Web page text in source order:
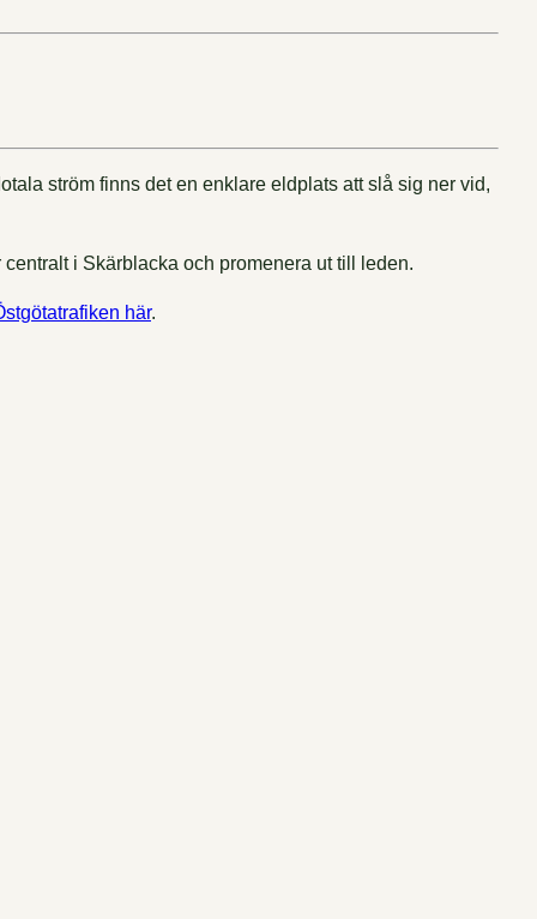
ström finns det en enklare eldplats att slå sig ner vid,
i Skärblacka och promenera ut till leden.
här.